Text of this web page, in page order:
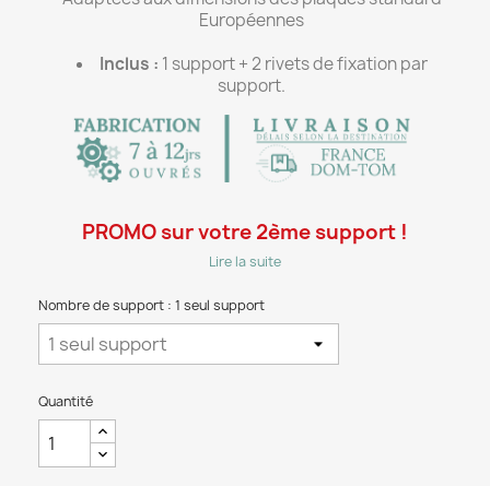
Européennes
Inclus : 1 support + 2 rivets de fixation par
support.
PROMO sur votre 2ème support !
Lire la suite
Nombre de support : 1 seul support
Quantité